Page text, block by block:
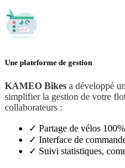
Une plateforme de gestion
KAMEO Bikes a développé
simplifier la gestion de votre
collaborateurs :
✓ Partage de vélos
✓ Interface de
✓ Suivi statistiques,